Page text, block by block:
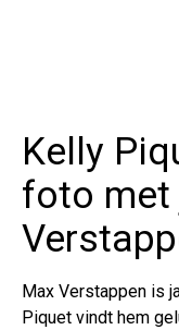
Kelly
foto met
Max Verstappen is
Piquet vindt hem